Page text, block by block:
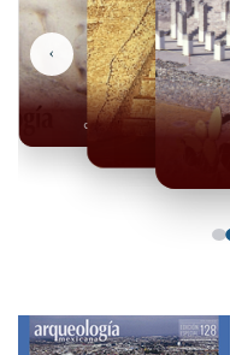
Olmecas
‹